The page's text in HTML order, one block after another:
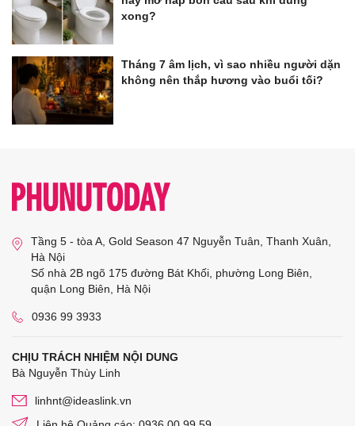
xong?
Tháng 7 âm lịch, vì sao nhiều người dặn
không nên thắp hương vào buổi tối?
Tầng 5 - tòa A, Gold Season 47 Nguyễn Tuân, Thanh Xuân,
Hà Nội
Số nhà 2B ngõ 175 đường Bát Khối, phường Long Biên,
quận Long Biên, Hà Nội
0936 99 3933
CHỊU TRÁCH NHIỆM NỘI DUNG
Bà Nguyễn Thùy Linh
linhnt@ideaslink.vn